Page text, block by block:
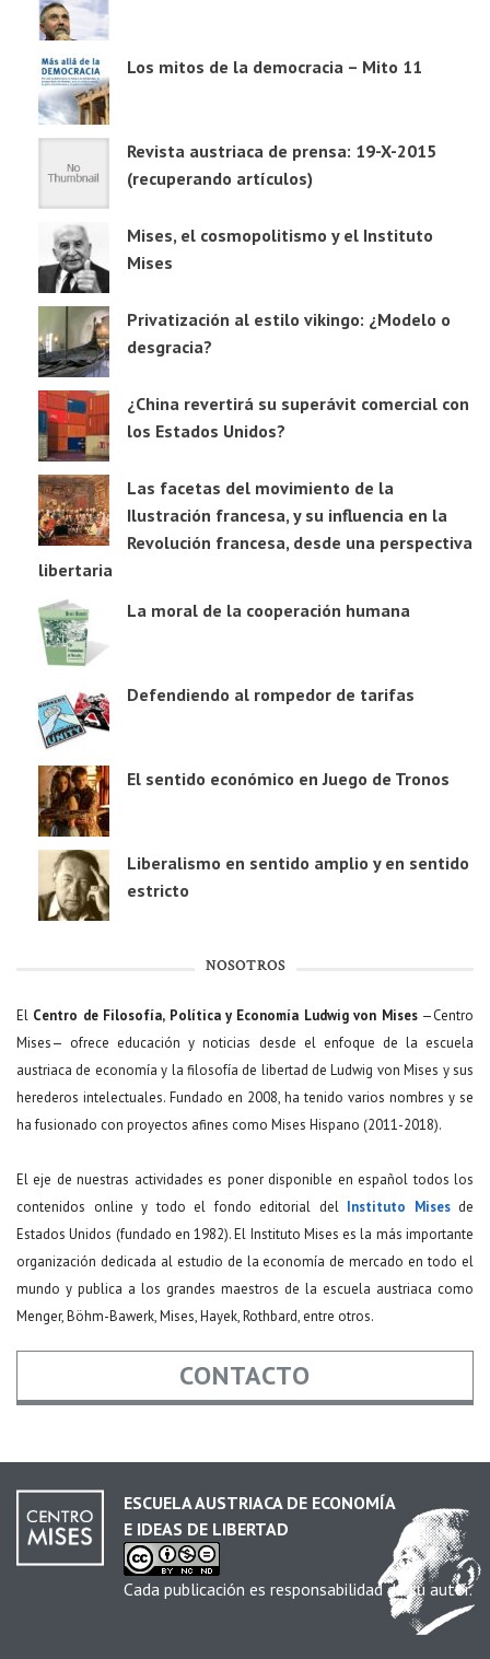
Los mitos de la democracia – Mito 11
Revista austriaca de prensa: 19-X-2015
(recuperando artículos)
Mises, el cosmopolitismo y el Instituto
Mises
Privatización al estilo vikingo: ¿Modelo o
desgracia?
¿China revertirá su superávit comercial con
los Estados Unidos?
Las facetas del movimiento de la
Ilustración francesa, y su influencia en la
Revolución francesa, desde una perspectiva
libertaria
La moral de la cooperación humana
Defendiendo al rompedor de tarifas
El sentido económico en Juego de Tronos
Liberalismo en sentido amplio y en sentido
estricto
NOSOTROS
El Centro de Filosofía, Política y Economía Ludwig von Mises—Centro
Mises— ofrece educación y noticias desde el enfoque de la escuela
austriaca de economía y la filosofía de libertad de Ludwig von Mises y sus
herederos intelectuales. Fundado en 2008, ha tenido varios nombres y se
ha fusionado con proyectos afines como Mises Hispano (2011-2018).
El eje de nuestras actividades es poner disponible en español todos los
contenidos online y todo el fondo editorial del Instituto Misesde
Estados Unidos (fundado en 1982). El Instituto Mises es la más importante
organización dedicada al estudio de la economía de mercado en todo el
mundo y publica a los grandes maestros de la escuela austriaca como
Menger, Böhm-Bawerk, Mises, Hayek, Rothbard, entre otros.
CONTACTO
Email *
ESCUELA AUSTRIACA DE ECONOMÍA
E IDEAS DE LIBERTAD
Cada publicación es responsabilidad de su autor.